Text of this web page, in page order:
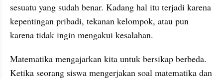
sesuatu yang sudah benar. Kadang hal itu terjadi karena
kepentingan pribadi, tekanan kelompok, atau pun
karena tidak ingin mengakui kesalahan.
Matematika mengajarkan kita untuk bersikap berbeda.
Ketika seorang siswa mengerjakan soal matematika dan